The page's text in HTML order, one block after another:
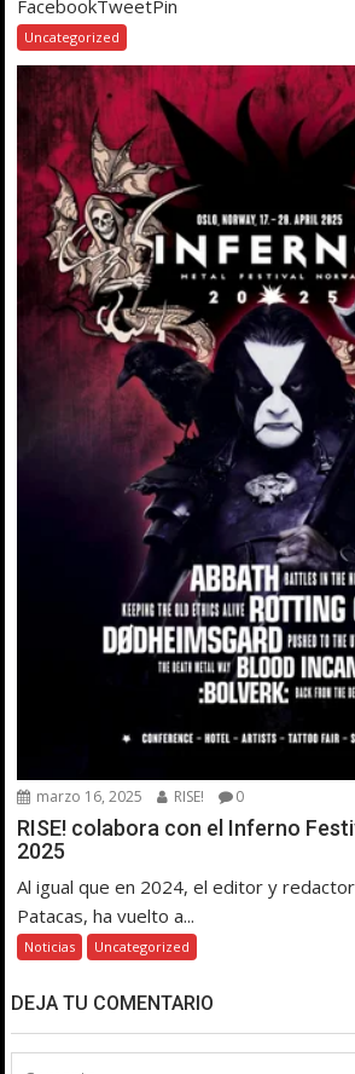
FacebookTweetPin
Uncategorized
marzo 16, 2025 RISE! 0
RISE! colabora con el Inferno
2025
Al igual que en 2024, el editor y redactor
Patacas, ha vuelto a...
Noticias Uncategorized
DEJA TU COMENTARIO